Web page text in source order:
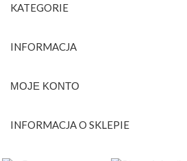
KATEGORIE
INFORMACJA
MOJE KONTO
INFORMACJA O SKLEPIE